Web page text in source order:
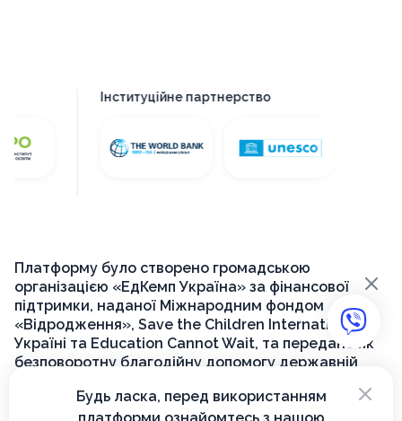
Інституційне партнерство
Платформу було створено громадською
організацією «ЕдКемп Україна» за фінансової
підтримки, наданої Міжнародним фондом
«Відродження», Save the Children International в
Україні та Education Cannot Wait, та передано як
безповоротну благодійну допомогу державній
для її подальшого функціонування на державному
×
Будь ласка, перед використанням
×